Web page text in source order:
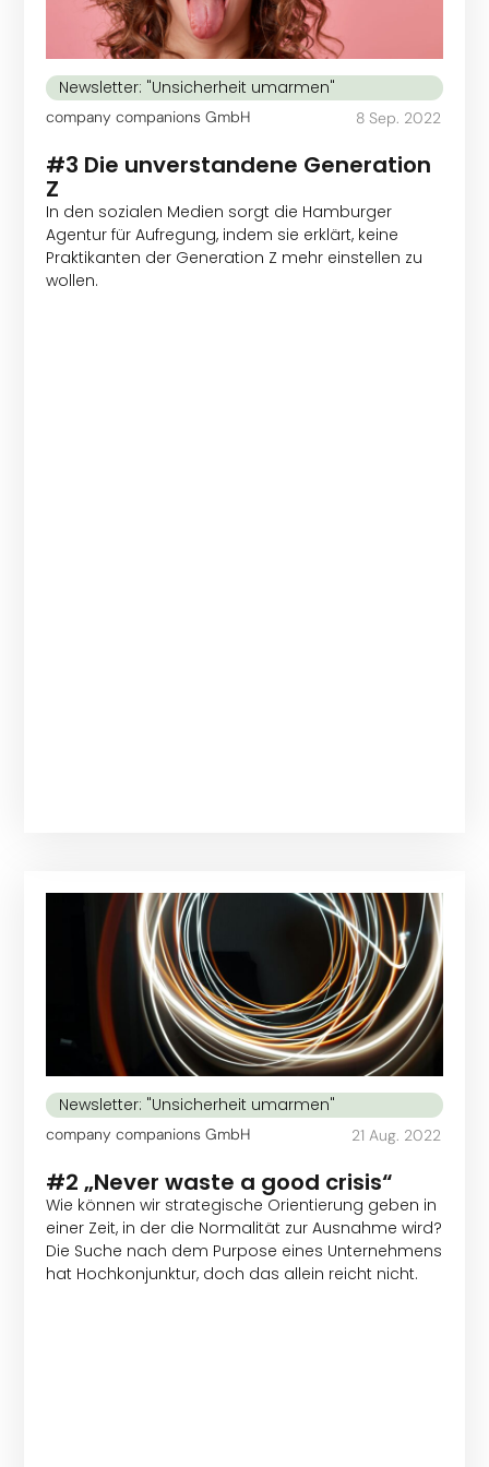
Newsletter: "Unsicherheit umarmen"
company companions GmbH 8 Sep. 2022
#3 Die unverstandene Generation
Z
In den sozialen Medien sorgt die Hamburger
Agentur für Aufregung, indem sie erklärt, keine
Praktikanten der Generation Z mehr einstellen zu
wollen.
Newsletter: "Unsicherheit umarmen"
company companions GmbH 21 Aug. 2022
#2 „Never waste a good crisis“
Wie können wir strategische Orientierung geben in
einer Zeit, in der die Normalität zur Ausnahme wird?
Die Suche nach dem Purpose eines Unternehmens
hat Hochkonjunktur, doch das allein reicht nicht.